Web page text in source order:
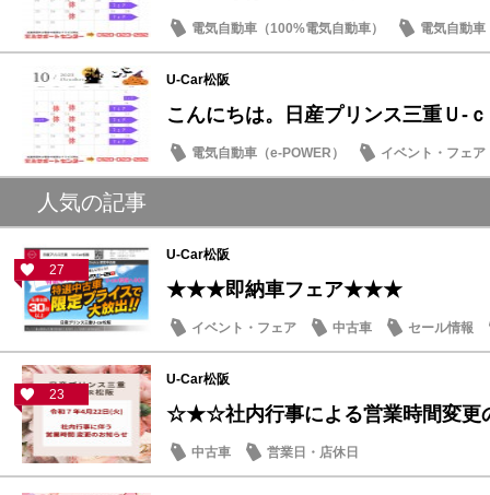
電気自動車（100%電気自動車）
電気自動車
ミニバン・ワゴン
中古車
日産のお店
U-Car松阪
こんにちは。日産プリンス三重Ｕ‐
電気自動車（e-POWER）
イベント・フェア
日産のお店
人気の記事
27
U-Car松阪
★★★即納車フェア★★★
イベント・フェア 中古車 セール情報
23
U-Car松阪
☆★☆社内行事による営業時間変
中古車 営業日・店休日